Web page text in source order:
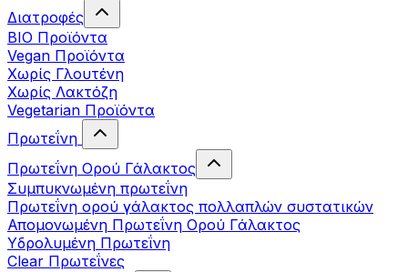
Διατροφές
BIO Προϊόντα
Vegan Προϊόντα
Χωρίς Γλουτένη
Χωρίς Λακτόζη
Vegetarian Προϊόντα
Πρωτεΐνη
Πρωτεΐνη Ορού Γάλακτος
Συμπυκνωμένη πρωτεΐνη
Πρωτεΐνη ορού γάλακτος πολλαπλών συστατικών
Απομονωμένη Πρωτεΐνη Ορού Γάλακτος
Υδρολυμένη Πρωτεΐνη
Clear Πρωτεΐνες